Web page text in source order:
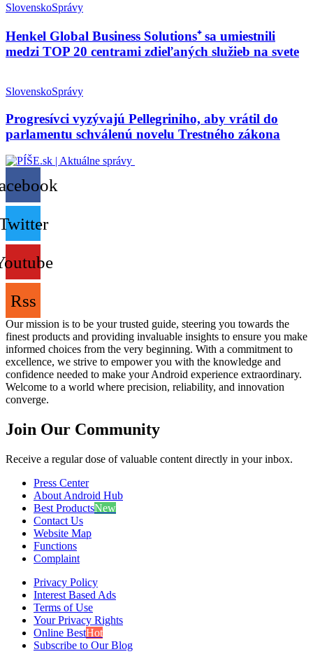
SlovenskoSprávy
Henkel Global Business Solutions⁺ sa umiestnili
medzi TOP 20 centrami zdieľaných služieb na svete
SlovenskoSprávy
Progresívci vyzývajú Pellegriniho, aby vrátil do
parlamentu schválenú novelu Trestného zákona
Rss
Our mission is to be your trusted guide, steering you towards the
finest products and providing invaluable insights to ensure you make
informed choices from the very beginning. With a commitment to
excellence, we strive to empower you with the knowledge and
confidence needed to make your Android experience extraordinary.
Welcome to a world where precision, reliability, and innovation
converge.
Join Our Community
Receive a regular dose of valuable content directly in your inbox.
Press Center
About Android Hub
Best ProductsNew
Contact Us
Website Map
Functions
Complaint
Privacy Policy
Interest Based Ads
Terms of Use
Your Privacy Rights
Online BestHot
Subscribe to Our Blog